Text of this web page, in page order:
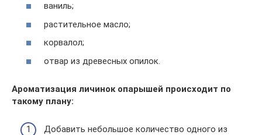
ваниль;
растительное масло;
корвалол;
отвар из древесных опилок.
Ароматизация личинок опарышей происходит по
такому плану:
Добавить небольшое количество одного из